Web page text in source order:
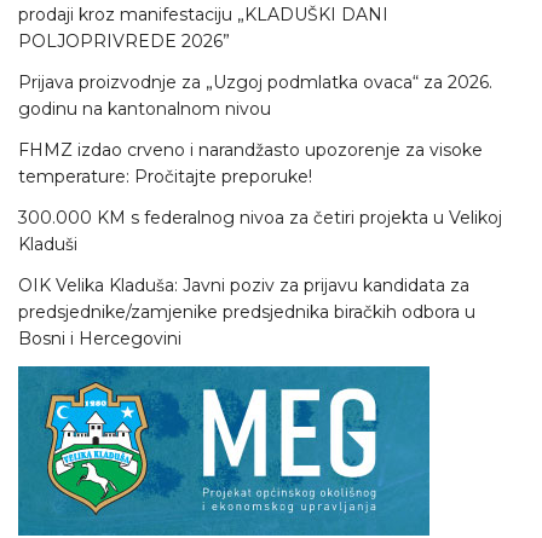
prodaji kroz manifestaciju „KLADUŠKI DANI
POLJOPRIVREDE 2026”
Prijava proizvodnje za „Uzgoj podmlatka ovaca“ za 2026.
godinu na kantonalnom nivou
FHMZ izdao crveno i narandžasto upozorenje za visoke
temperature: Pročitajte preporuke!
300.000 KM s federalnog nivoa za četiri projekta u Velikoj
Kladuši
OIK Velika Kladuša: Javni poziv za prijavu kandidata za
predsjednike/zamjenike predsjednika biračkih odbora u
Bosni i Hercegovini